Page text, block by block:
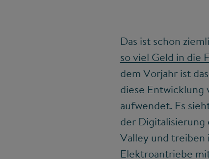
Das ist schon
so viel Geld in die
dem Vorjahr ist
diese
aufwendet. Es
der Digitalisierung
Valley und treiben
Elektroantriebe